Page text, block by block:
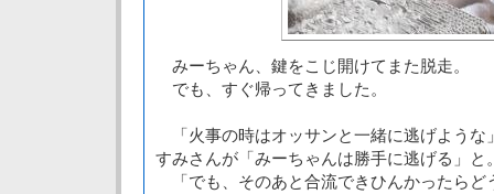
みーちゃん、鍵をこじ開けてまた脱走。
でも、すぐ帰ってきました。
「火事の時はオッサンと一緒に逃げような
すみさんが「みーちゃんは勝手に逃げる」と
「でも、そのあと合流できひんかったらど